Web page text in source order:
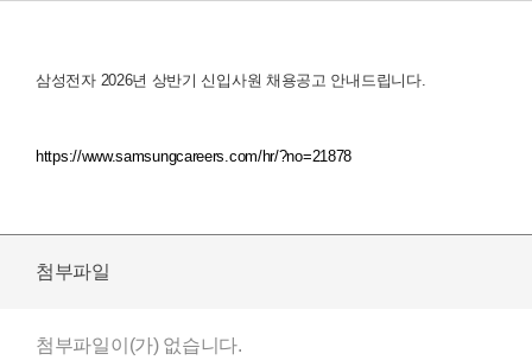
삼성전자 2026년 상반기 신입사원 채용공고 안내드립니다.
https://www.samsungcareers.com/hr/?no=21878
첨부파일
첨부파일이(가) 없습니다.